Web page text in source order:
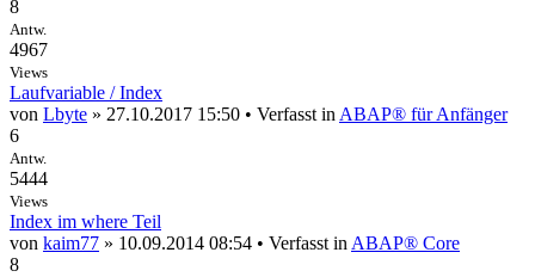
8
Antw.
4967
Views
Laufvariable / Index
von Lbyte » 27.10.2017 15:50 • Verfasst in ABAP® für Anfänger
6
Antw.
5444
Views
Index im where Teil
von kaim77 » 10.09.2014 08:54 • Verfasst in ABAP® Core
8